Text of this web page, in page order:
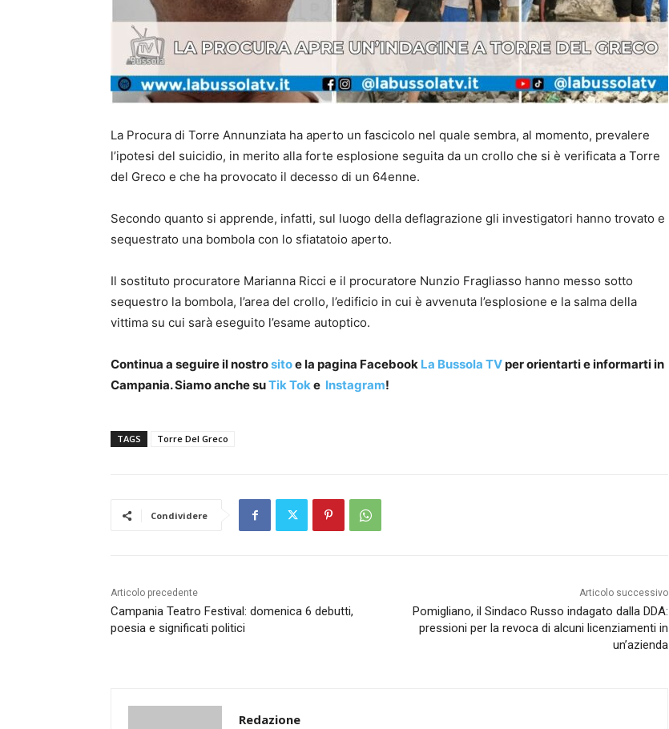
La Procura di Torre Annunziata ha aperto un fascicolo nel quale sembra, al momento, prevalere
l’ipotesi del suicidio, in merito alla forte esplosione seguita da un crollo che si è verificata a Torre
del Greco e che ha provocato il decesso di un 64enne.
Secondo quanto si apprende, infatti, sul luogo della deflagrazione gli investigatori hanno trovato e
sequestrato una bombola con lo sfiatatoio aperto.
Il sostituto procuratore Marianna Ricci e il procuratore Nunzio Fragliasso hanno messo sotto
sequestro la bombola, l’area del crollo, l’edificio in cui è avvenuta l’esplosione e la salma della
vittima su cui sarà eseguito l’esame autoptico.
Continua a seguire il nostrositoe la pagina Facebook La Bussola TVper orientarti e informarti in
Campania. Siamo anche suTik Toke Instagram!
TAGS Torre Del Greco
Condividere
Articolo precedente
Campania Teatro Festival: domenica 6 debutti,
poesia e significati politici
Articolo successivo
Pomigliano, il Sindaco Russo indagato dalla DDA:
pressioni per la revoca di alcuni licenziamenti in
un’azienda
Redazione